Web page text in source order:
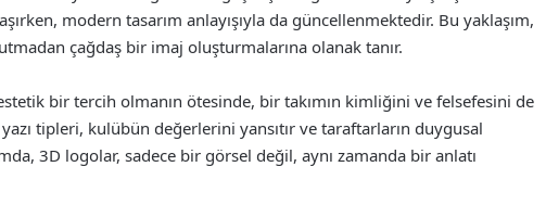
modern tasarım anlayışıyla da güncellenmektedir. Bu yaklaşım,
çağdaş bir imaj oluşturmalarına olanak tanır.
bir tercih olmanın ötesinde, bir takımın kimliğini ve felsefesini de
tipleri, kulübün değerlerini yansıtır ve taraftarların duygusal
3D logolar, sadece bir görsel değil, aynı zamanda bir anlatı